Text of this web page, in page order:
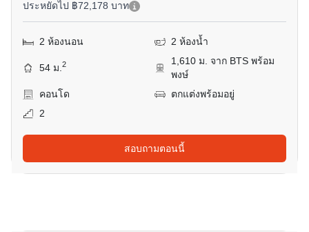
ประหยัดไป ฿72,178 บาท
2 ห้องนอน 2 ห้องน้ำ
54 ม.2
1,610 ม. จาก BTS พร้อม
พงษ์
คอนโด
ตกแต่งพร้อมอยู่
2
สอบถามตอนนี้